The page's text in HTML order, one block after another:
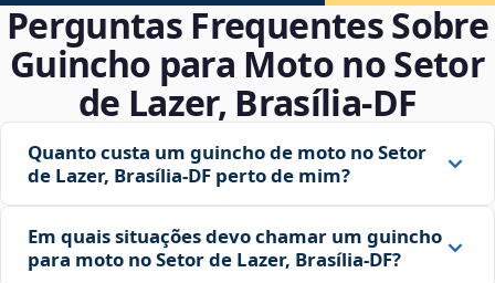
Perguntas Frequentes Sobre
Guincho para Moto no Setor
de Lazer, Brasília‑DF
Quanto custa um guincho de moto no Setor
de Lazer, Brasília‑DF perto de mim?
Em quais situações devo chamar um guincho
para moto no Setor de Lazer, Brasília‑DF?